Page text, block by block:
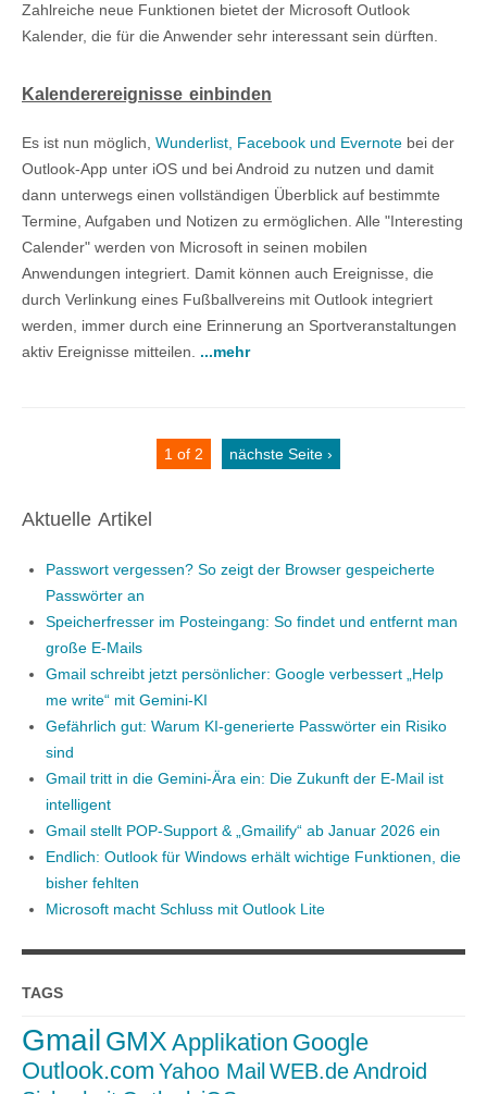
Zahlreiche neue Funktionen bietet der Microsoft Outlook
Kalender, die für die Anwender sehr interessant sein dürften.
Kalenderereignisse einbinden
Es ist nun möglich, Wunderlist, Facebook und Evernote bei der
Outlook-App unter iOS und bei Android zu nutzen und damit
dann unterwegs einen vollständigen Überblick auf bestimmte
Termine, Aufgaben und Notizen zu ermöglichen. Alle "Interesting
Calender" werden von Microsoft in seinen mobilen
Anwendungen integriert. Damit können auch Ereignisse, die
durch Verlinkung eines Fußballvereins mit Outlook integriert
werden, immer durch eine Erinnerung an Sportveranstaltungen
aktiv Ereignisse mitteilen. ...mehr
1 of 2 nächste Seite ›
Aktuelle Artikel
Passwort vergessen? So zeigt der Browser gespeicherte
Passwörter an
Speicherfresser im Posteingang: So findet und entfernt man
große E-Mails
Gmail schreibt jetzt persönlicher: Google verbessert „Help
me write“ mit Gemini-KI
Gefährlich gut: Warum KI-generierte Passwörter ein Risiko
sind
Gmail tritt in die Gemini-Ära ein: Die Zukunft der E-Mail ist
intelligent
Gmail stellt POP-Support & „Gmailify“ ab Januar 2026 ein
Endlich: Outlook für Windows erhält wichtige Funktionen, die
bisher fehlten
Microsoft macht Schluss mit Outlook Lite
TAGS
Gmail GMX Applikation Google
Outlook.com Yahoo Mail WEB.deAndroid